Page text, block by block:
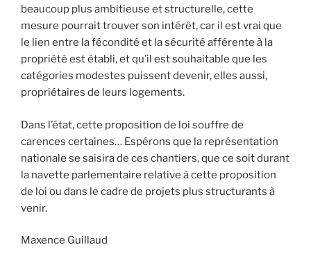
beaucoup plus ambitieuse et structurelle, cette
mesure pourrait trouver son intérêt, car il est vrai que
le lien entre la fécondité et la sécurité afférente à la
propriété est établi, et qu’il est souhaitable que les
catégories modestes puissent devenir, elles aussi,
propriétaires de leurs logements.
Dans l’état, cette proposition de loi souffre de
carences certaines… Espérons que la représentation
nationale se saisira de ces chantiers, que ce soit durant
la navette parlementaire relative à cette proposition
de loi ou dans le cadre de projets plus structurants à
venir.
Maxence Guillaud